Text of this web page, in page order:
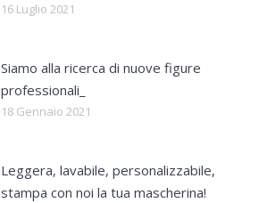
16 Luglio 2021
Siamo alla ricerca di nuove figure
professionali_
18 Gennaio 2021
Leggera, lavabile, personalizzabile,
stampa con noi la tua mascherina!